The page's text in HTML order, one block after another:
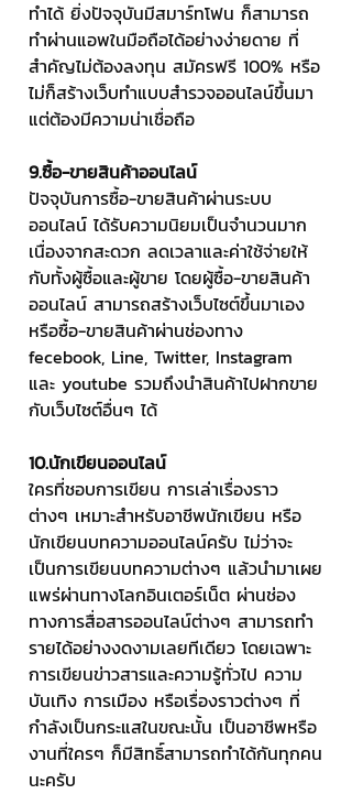
ทำได้ ยิ่งปัจจุบันมีสมาร์ทโฟน ก็สามารถ
ทำผ่านแอพในมือถือได้อย่างง่ายดาย ที่
สำคัญไม่ต้องลงทุน สมัครฟรี 100% หรือ
ไม่ก็สร้างเว็บทำแบบสำรวจออนไลน์ขึ้นมา
แต่ต้องมีความน่าเชื่อถือ
9.ซื้อ-ขายสินค้าออนไลน์
ปัจจุบันการซื้อ-ขายสินค้าผ่านระบบ
ออนไลน์ ได้รับความนิยมเป็นจำนวนมาก
เนื่องจากสะดวก ลดเวลาและค่าใช้จ่ายให้
กับทั้งผู้ซื้อและผู้ขาย โดยผู้ซื้อ-ขายสินค้า
ออนไลน์ สามารถสร้างเว็บไซต์ขึ้นมาเอง
หรือซื้อ-ขายสินค้าผ่านช่องทาง
fecebook, Line, Twitter, Instagram
และ youtube รวมถึงนำสินค้าไปฝากขาย
กับเว็บไซต์อื่นๆ ได้
10.นักเขียนออนไลน์
ใครที่ชอบการเขียน การเล่าเรื่องราว
ต่างๆ เหมาะสำหรับอาชีพนักเขียน หรือ
นักเขียนบทความออนไลน์ครับ ไม่ว่าจะ
เป็นการเขียนบทความต่างๆ แล้วนำมาเผย
แพร่ผ่านทางโลกอินเตอร์เน็ต ผ่านช่อง
ทางการสื่อสารออนไลน์ต่างๆ สามารถทำ
รายได้อย่างงดงามเลยทีเดียว โดยเฉพาะ
การเขียนข่าวสารและความรู้ทั่วไป ความ
บันเทิง การเมือง หรือเรื่องราวต่างๆ ที่
กำลังเป็นกระแสในขณะนั้น เป็นอาชีพหรือ
งานที่ใครๆ ก็มีสิทธิ์สามารถทำได้กันทุกคน
นะครับ